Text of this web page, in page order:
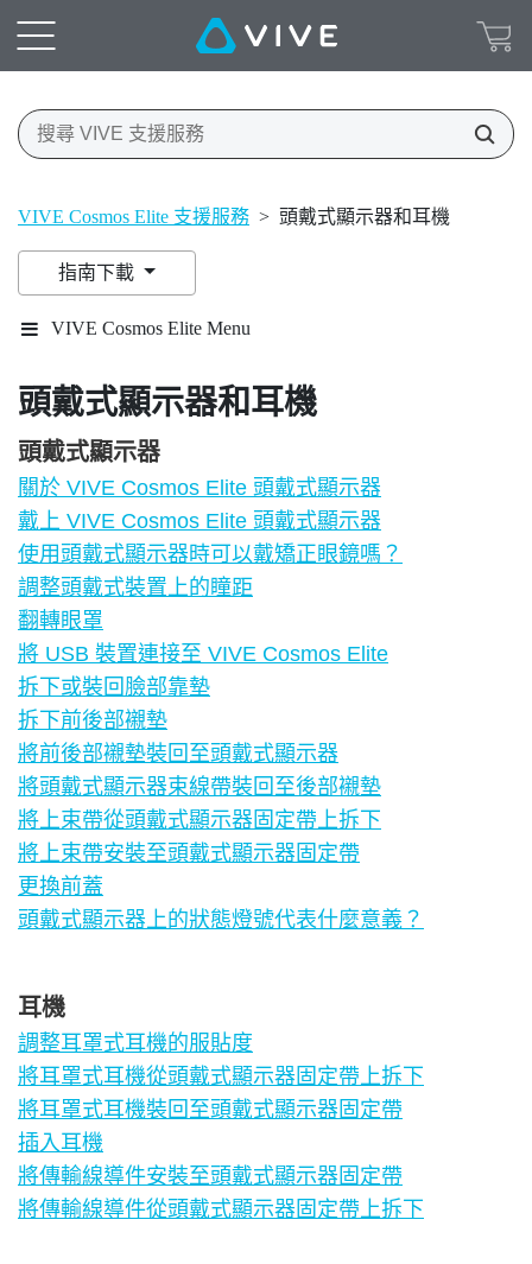
VIVE Cosmos Elite 支援服務 > 頭戴式顯示器和耳機
指南下載
VIVE Cosmos Elite Menu
頭戴式顯示器和耳機
頭戴式顯示器
關於 VIVE Cosmos Elite 頭戴式顯示器
戴上 VIVE Cosmos Elite 頭戴式顯示器
使用頭戴式顯示器時可以戴矯正眼鏡嗎？
調整頭戴式裝置上的瞳距
翻轉眼罩
將 USB 裝置連接至 VIVE Cosmos Elite
拆下或裝回臉部靠墊
拆下前後部襯墊
將前後部襯墊裝回至頭戴式顯示器
將頭戴式顯示器束線帶裝回至後部襯墊
將上束帶從頭戴式顯示器固定帶上拆下
將上束帶安裝至頭戴式顯示器固定帶
更換前蓋
頭戴式顯示器上的狀態燈號代表什麼意義？
耳機
調整耳罩式耳機的服貼度
將耳罩式耳機從頭戴式顯示器固定帶上拆下
將耳罩式耳機裝回至頭戴式顯示器固定帶
插入耳機
將傳輸線導件安裝至頭戴式顯示器固定帶
將傳輸線導件從頭戴式顯示器固定帶上拆下